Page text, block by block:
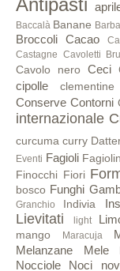
Baccalà Banane
Broccoli Cacao
Castagne Cavoletti
Cavolo nero Ceci
cipolle clementine
Conserve Contorni
internazionale
curcuma curry
Eventi Fagioli
Finocchi Fiori
bosco Funghi
Granchio Indivia
Lievitati light
mango Maracuja
Melanzane Mele
Nocciole Noci